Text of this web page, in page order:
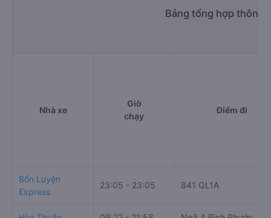
Bảng tổng hợp thông
Nhà xe
Giờ
chạy
Điểm đi
Bốn Luyện
Express
23:05 - 23:05 841 QL1A